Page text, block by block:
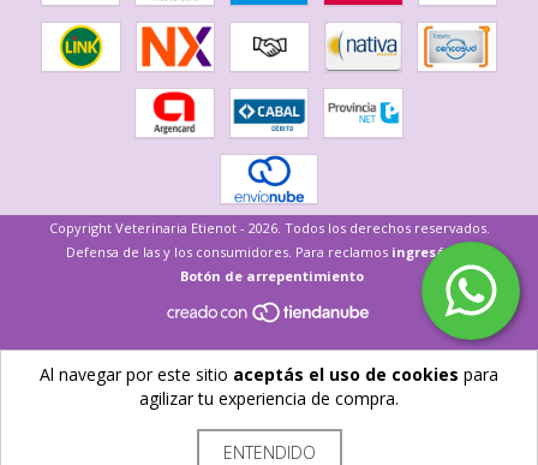
Al navegar por este sitio aceptás el uso de cookies para
agilizar tu experiencia de compra.
ENTENDIDO
Copyright Veterinaria Etienot - 2026. Todos los derechos reservados.
Defensa de las y los consumidores. Para reclamos ingresá acá.
Botón de arrepentimiento